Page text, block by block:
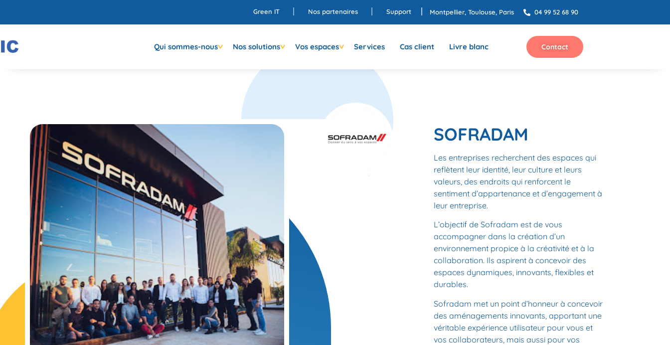
Green IT Nos partenaires Support Montpellier, Toulouse, Paris 04 99 52 68 90
Qui sommes-nous Nos solutions Vos espaces Services Cas client Livre blanc Contact
SOFRADAM
Les entreprises recherchent desespacesqui
reflètent leur identité, leur culture et leurs
valeurs, des endroits qui renforcent le
sentiment d’appartenance et d’engagement à
leur entreprise.
L’objectif deSofradamest de vous
accompagner dans la création d’un
environnement propice à la créativité et à la
collaboration. Ils aspirent àconcevoir des
espacesdynamiques, innovants, flexibles et
durables.
Sofradam met un point d’honneur à concevoir
des aménagements innovants, apportant une
véritable expérience utilisateur pour vous et
vos collaborateurs, mais aussi pour vos